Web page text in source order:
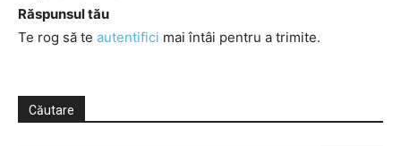
Răspunsul tău
Te rog să te autentifici mai întâi pentru a trimite.
Căutare